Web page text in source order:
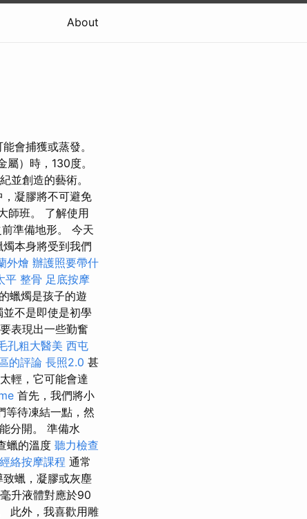
About
會捕獲或蒸發。
）時，130度。
並創造的藝術。
凝膠將不可避免
師班。 了解使用
準備地形。 今天
本身將受到我們
外燴 辦護照要帶什
平 整骨 足底按摩
蠟燭是孩子的遊
不是即使是初學
表現出一些勤奮
孔粗大醫美 西屯
的評論 長照2.0 甚
輕，它可能會達
首先，我們將小
等待凍結一點，然
分開。 準備水
蠟的溫度 聽力檢查
絡按摩課程 通常
致蠟，凝膠或灰塵
升液體對應於90
此外，我喜歡用雕